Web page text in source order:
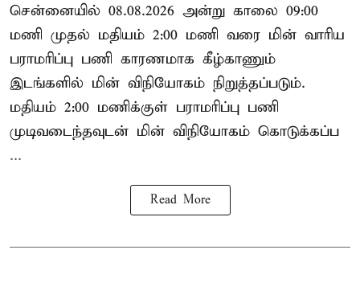
சென்னையில் 08.08.2026 அன்று காலை 09:00
மணி முதல் மதியம் 2:00 மணி வரை மின் வாரிய
பராமரிப்பு பணி காரணமாக கீழ்காணும்
இடங்களில் மின் விநியோகம் நிறுத்தப்படும்.
மதியம் 2:00 மணிக்குள் பராமரிப்பு பணி
முடிவடைந்தவுடன் மின் விநியோகம் கொடுக்கப்ப
...
Read More